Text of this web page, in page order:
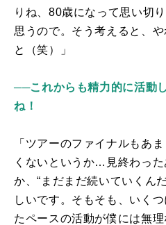
りね、80歳になって思い切
思うので。そう考えると、
と（笑）」
──これからも精力的に活動
ね！
「ツアーのファイナルもあ
くないというか…見終わった
か、“まだまだ続いていくん
しいです。そもそも、いく
たペースの活動が僕には無